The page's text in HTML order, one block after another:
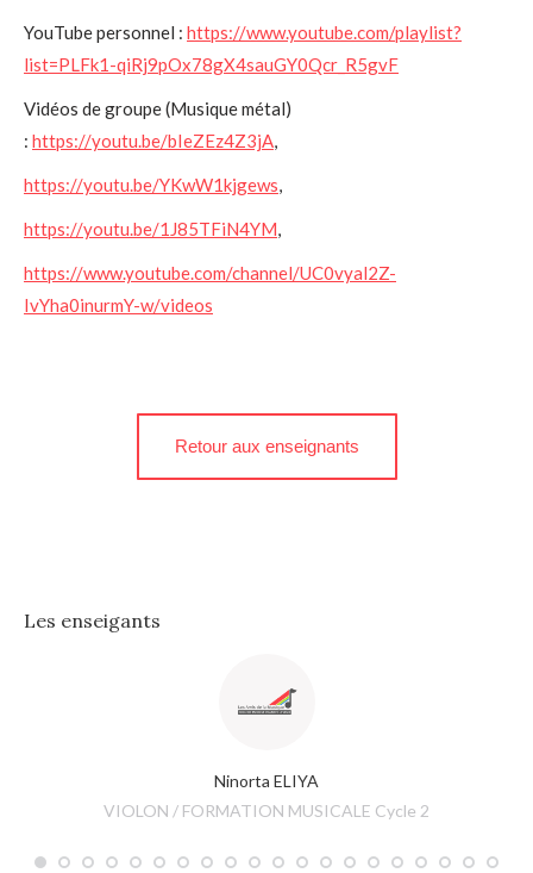
YouTube personnel : https://www.youtube.com/playlist?
list=PLFk1-qiRj9pOx78gX4sauGY0Qcr_R5gvF
Vidéos de groupe (Musique métal)
: https://youtu.be/bIeZEz4Z3jA,
https://youtu.be/YKwW1kjgews,
https://youtu.be/1J85TFiN4YM,
https://www.youtube.com/channel/UC0vyal2Z-
IvYha0inurmY-w/videos
Retour aux enseignants
Les enseigants
Ninorta ELIYA
VIOLON / FORMATION MUSICALE Cycle 2